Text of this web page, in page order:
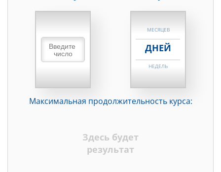
НЕДЕЛЬ
МЕСЯЦЕВ
ДНЕЙ
НЕДЕЛЬ
ДНЕЙ
Максимальная продолжительность курса:
Здесь будет
результат